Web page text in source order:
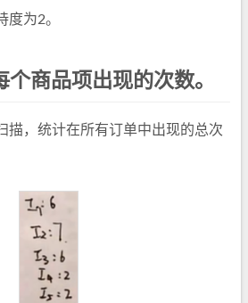
度为2。
商品项出现的次数。
描，统计在所有订单中出现的总次